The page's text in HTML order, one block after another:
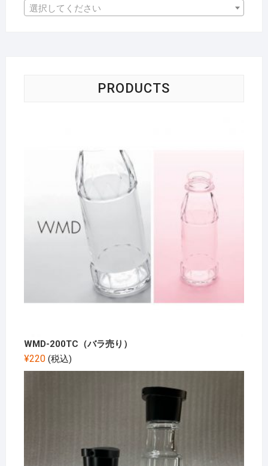
選択してください
PRODUCTS
WMD-200TC（バラ売り）
¥220 (税込)